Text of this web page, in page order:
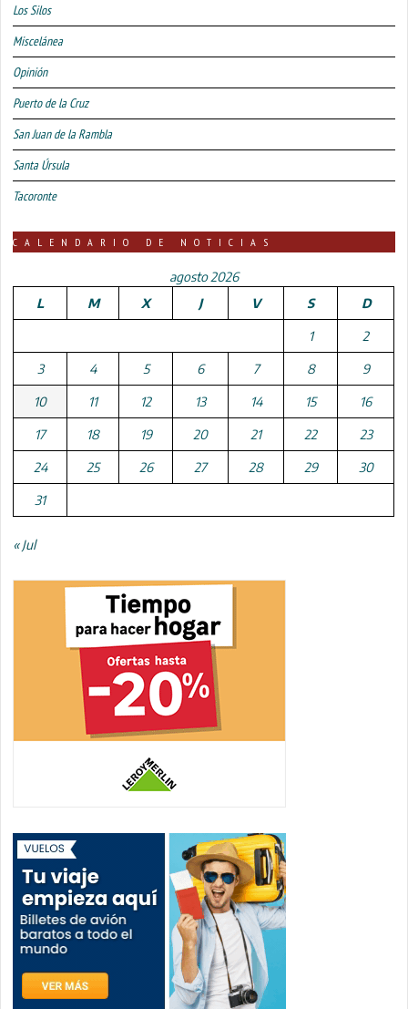
Los Silos
Miscelánea
Opinión
Puerto de la Cruz
San Juan de la Rambla
Santa Úrsula
Tacoronte
CALENDARIO DE NOTICIAS
agosto 2026
L
M X J V S D
1 2
3 4 5 6 7 8 9
10 11 12 13 14 15 16
17 18 19 20 21 22 23
24 25 26 27 28 29 30
31
« Jul